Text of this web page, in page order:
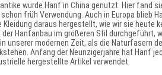
wurde Hanf in China genutzt. Hier fand
früh Verwendung. Auch in Europa blieb
Kleidung daraus hergestellt, wie wir sie
Hanfanbau im größeren Stil durchgeführt,
unserer modernen Zeit, als die Naturfasern
Anfang der Neunzigerjahre hat Hanf
hergestellte Artikel verwendet.